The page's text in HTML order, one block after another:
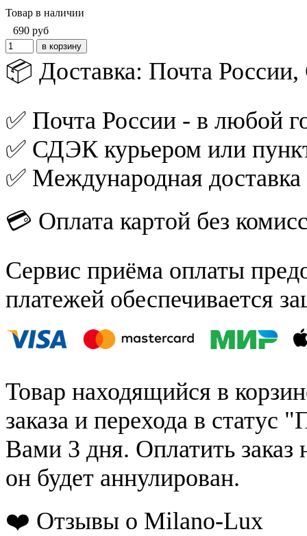
Товар в наличии
690 руб
📦 Доставка: Почта
✅ Почта России - в любой
✅ СДЭК курьером или
✅ Международная
💳 Оплата картой без
Сервис приёма оплаты
платежей обеспечивается
Товар находящийся в
заказа и перехода в статус
Вами 3 дня. Оплатить заказ
он будет аннулирован.
❤️ Отзывы о Milano-Lux